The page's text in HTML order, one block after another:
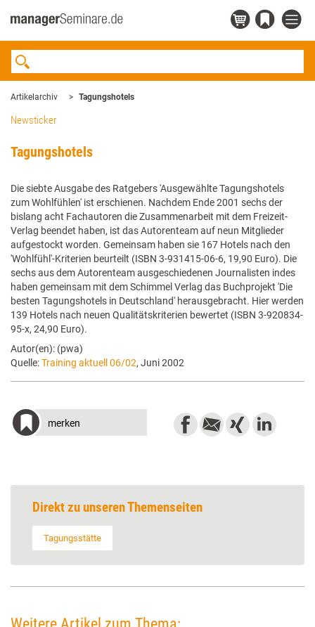
Artikelarchiv Tagungshotels
Newsticker
Tagungshotels
Die siebte Ausgabe des Ratgebers 'Ausgewählte Tagungshotels
zum Wohlfühlen' ist erschienen. Nachdem Ende 2001 sechs der
bislang acht Fachautoren die Zusammenarbeit mit dem Freizeit-
Verlag beendet haben, ist das Autorenteam auf neun Mitglieder
aufgestockt worden. Gemeinsam haben sie 167 Hotels nach den
'Wohlfühl'-Kriterien beurteilt (ISBN 3-931415-06-6, 19,90 Euro). Die
sechs aus dem Autorenteam ausgeschiedenen Journalisten indes
haben gemeinsam mit dem Schimmel Verlag das Buchprojekt 'Die
besten Tagungshotels in Deutschland' herausgebracht. Hier werden
139 Hotels nach neuen Qualitätskriterien bewertet (ISBN 3-920834-
95-x, 24,90 Euro).
Autor(en): (pwa)
Quelle:Training aktuell 06/02, Juni 2002
merken
Direkt zu unseren Themenseiten
Tagungsstätte